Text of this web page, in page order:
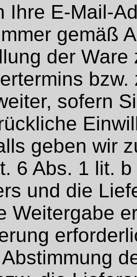
Ihre E-Mail-
gemäß
der
sofern
geben wir
6 Abs. 1 lit.
und die
Weitergabe